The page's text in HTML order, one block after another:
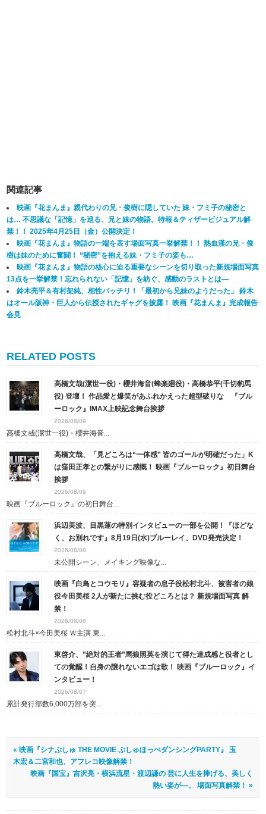
関連記事
映画『花まんま』親代わりの兄・俊樹に隠していた 妹・フミ子の秘密と
は… 不思議な「記憶」を巡る、兄と妹の物語。特報＆ティザービジュアル解
禁！！ 2025年4月25日（金）公開決定！
映画『花まんま』物語の一端を表す場面写真一挙解禁！！ 熱血漢の兄・俊
樹は妹のために奮闘！ “秘密”を抱える妹・フミ子の姿も…
映画『花まんま』物語の核心に迫る重要なシーンを切り取った新規場面写真
13点を一挙解禁！忘れられない「記憶」を紡ぐ、感動のラストとは―
鈴木亮平＆有村架純、相性バッチリ！「最初から兄妹のようだった」 鈴木
はオール阪神・巨人から伝授されたギャグを披露！ 映画『花まんま』完成報告
会見
RELATED POSTS
高橋文哉(潔世一役)・櫻井海音(蜂楽廻役)・高橋恭平(千切豹馬
役) 登壇！ 作品愛と爆笑があふれかえった超型破りな 『ブル
ーロック』IMAX上映記念舞台挨拶
2026/08/09
高橋文哉(潔世一役)・櫻井海音...
高橋文哉、「見どころは“一体感” 皆のゴールが明確だった」K
は窪田正孝との繋がりに感慨！ 映画『ブルーロック』初日舞台
挨拶
2026/08/09
映画『ブルーロック』の初日舞台...
浜辺美波、目黒蓮の特別インタビューの一部を公開！『ほどな
く、お別れです』8月19日(水)ブルーレイ、DVD発売決定！
2026/08/08
未公開シーン、メイキング映像な...
映画『白鳥とコウモリ』容疑者の息子役松村北斗、被害者の娘
役今田美桜 2人が新たに挑む役どころとは？ 新規場面写真 解
禁！
2026/08/08
松村北斗×今田美桜 Ｗ主演 東...
東啓介、”絶対的王者”馬狼照英を演じて得た達成感と役者とし
ての覚醒！自身の譲れないエゴは歌！ 映画『ブルーロック』イ
ンタビュー！
2026/08/07
累計発行部数6,000万部を突...
« 映画『シナぷしゅ THE MOVIE ぷしゅほっぺダンシングPARTY』 玉
木宏＆二宮和也、アフレコ映像解禁！
映画『国宝』吉沢亮・横浜流星・渡辺謙の 芸に人生を捧げる、美しく
熱い姿が―。 場面写真解禁！ »